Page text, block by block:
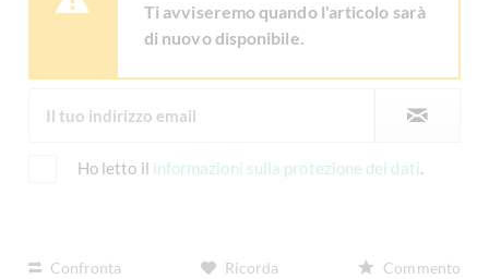
Ti avviseremo quando l'articolo sarà
di nuovo disponibile.
Ho letto il informazioni sulla protezione dei dati.
Confronta Ricorda Commento